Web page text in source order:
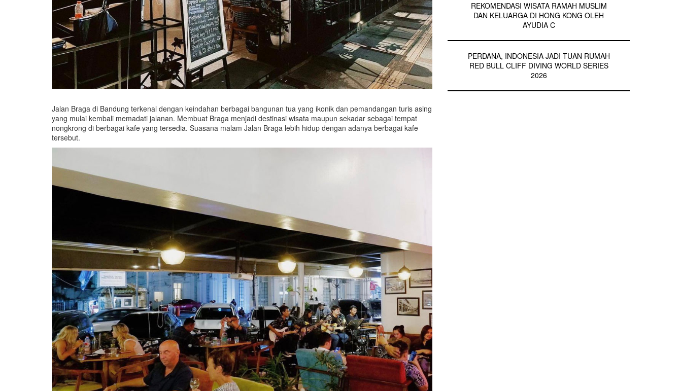
Jalan Braga di Bandung terkenal dengan keindahan berbagai bangunan tua yang ikonik dan pemandangan turis asing
yang mulai kembali memadati jalanan. Membuat Braga menjadi destinasi wisata maupun sekadar sebagai tempat
nongkrong di berbagai kafe yang tersedia. Suasana malam Jalan Braga lebih hidup dengan adanya berbagai kafe
tersebut.
REKOMENDASI WISATA RAMAH MUSLIM
DAN KELUARGA DI HONG KONG OLEH
AYUDIA C
PERDANA, INDONESIA JADI TUAN RUMAH
RED BULL CLIFF DIVING WORLD SERIES
2026